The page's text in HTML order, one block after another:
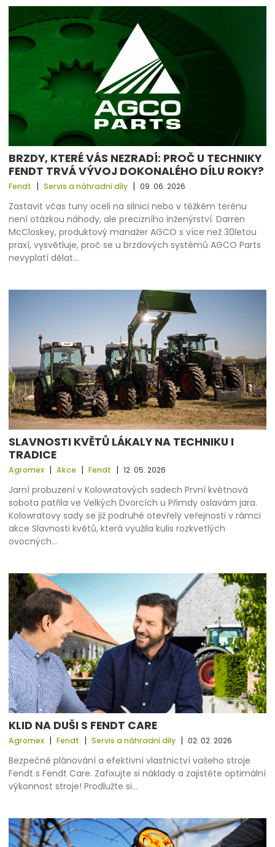
BRZDY, KTERÉ VÁS NEZRADÍ: PROČ U TECHNIKY
FENDT TRVÁ VÝVOJ DOKONALÉHO DÍLU ROKY?
Fendt | Servis a náhradní díly | 09. 06. 2026
Zastavit včas tuny oceli na silnici nebo v těžkém terénu
není otázkou náhody, ale precizního inženýrství. Darren
McCloskey, produktový manažer AGCO s více než 30letou
praxí, vysvětluje, proč se u brzdových systémů AGCO Parts
nevyplatí dělat…
SLAVNOSTI KVĚTŮ LÁKALY NA TECHNIKU I
TRADICE
Agromex | Akce | Fendt | 12. 05. 2026
Jarní probuzení v Kolowratových sadech První květnová
sobota patřila ve Velkých Dvorcích u Přimdy oslavám jara.
Kolowratovy sady se již podruhé otevřely veřejnosti v rámci
akce Slavnosti květů, která využila kulis rozkvetlých
ovocných…
KLID NA DUŠI S FENDT CARE
Agromex | Fendt | Servis a náhradní díly | 02. 02. 2026
Bezpečné plánování a efektivní vlastnictví vašeho stroje
Fendt s Fendt Care. Zafixujte si náklady a zajistěte optimální
výkonnost stroje! Prodlužte si…